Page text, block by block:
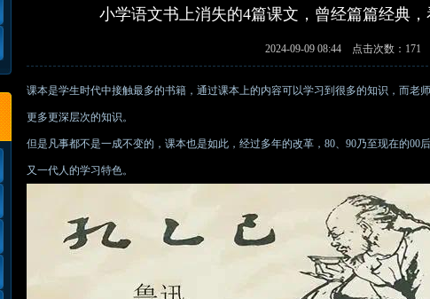
小学语文书上消失的4篇课文，曾经篇篇经典
2024-09-09 08:44 点击次数：171
课本是学生时代中接触最多的书籍，通过课本上的内容可以学习到很多的知识，而老
更多更深层次的知识。
但是凡事都不是一成不变的，课本也是如此，经过多年的改革，80、90乃至现在的00
又一代人的学习特色。